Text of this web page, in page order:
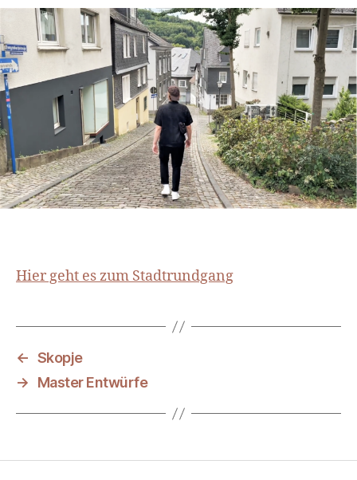
Hier geht es zum Stadtrundgang
← Skopje
→
Master Entwürfe